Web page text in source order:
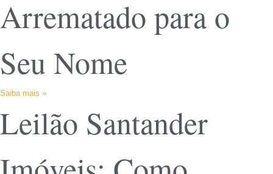
Arrematado para o
Seu Nome
Saiba mais »
Leilão Santander